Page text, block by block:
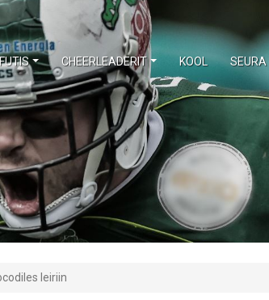
CHEERLEADERIT KOOL SEURA
leiriin